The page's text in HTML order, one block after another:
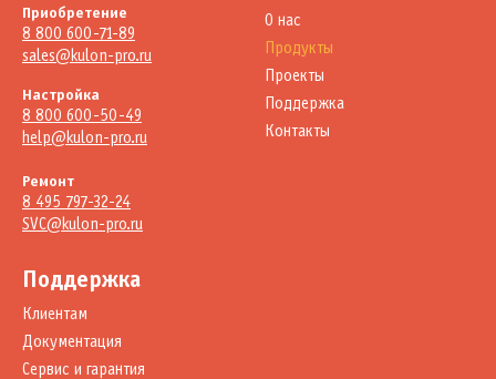
Приобретение
8 800 600-71-89
sales@kulon-pro.ru
Настройка
8 800 600-50-49
help@kulon-pro.ru
Ремонт
8 495 797-32-24
SVC@kulon-pro.ru
О нас
Продукты
Проекты
Поддержка
Контакты
Поддержка
Клиентам
Документация
Сервис и гарантия